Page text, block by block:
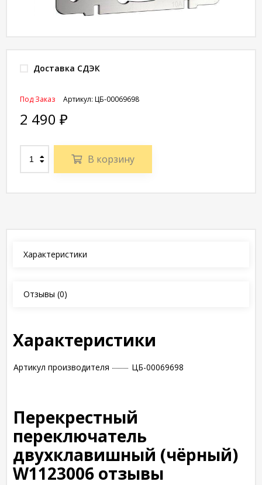
Доставка СДЭК
Артикул: ЦБ-00069698
Под Заказ
2 490 ₽
В корзину
Характеристики
Отзывы (0)
Характеристики
Артикул производителя ЦБ-00069698
Перекрестный
переключатель
двухклавишный (чёрный)
W1123006 отзывы